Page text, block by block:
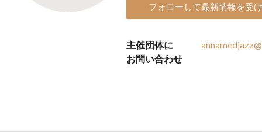
フォローして最新情報を受
主催団体に
お問い合わせ